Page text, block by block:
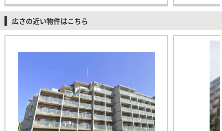
広さの近い物件はこちら